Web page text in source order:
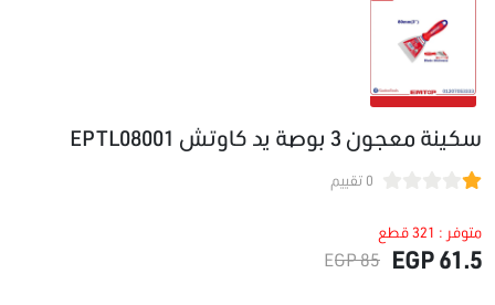
سكينة معجون 3 بوصة يد كاوتش EPTL08001
0 تقييم
متوفر : 321 قطع
61.5 EGP
85 EGP